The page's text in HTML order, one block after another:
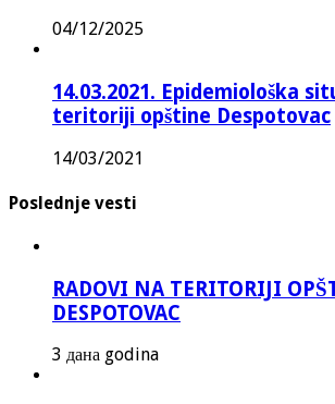
04/12/2025
14.03.2021. Epidemiološka
teritoriji opštine Despotovac
14/03/2021
Poslednje vesti
RADOVI NA TERITORIJI
DESPOTOVAC
3 дана godina